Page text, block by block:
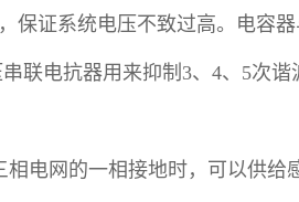
保证系统电压不致过高。电容
联电抗器用来抑制3、4、5次谐
电网的一相接地时，可以供给